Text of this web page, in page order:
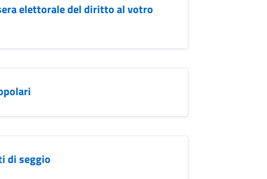
elettorale del diritto al votro
di seggio